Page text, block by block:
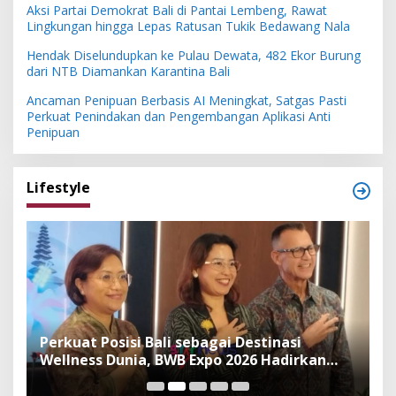
Aksi Partai Demokrat Bali di Pantai Lembeng, Rawat
Lingkungan hingga Lepas Ratusan Tukik Bedawang Nala
Hendak Diselundupkan ke Pulau Dewata, 482 Ekor Burung
dari NTB Diamankan Karantina Bali
Ancaman Penipuan Berbasis AI Meningkat, Satgas Pasti
Perkuat Penindakan dan Pengembangan Aplikasi Anti
Penipuan
Lifestyle
Perkuat Posisi Bali sebagai Destinasi
Wellness Dunia, BWB Expo 2026 Hadirkan
Exhibitor Nasional dan Global